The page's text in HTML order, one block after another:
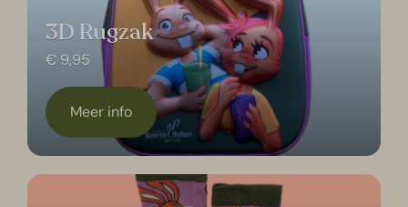
3D Rugzak
€ 9,95
Meer info